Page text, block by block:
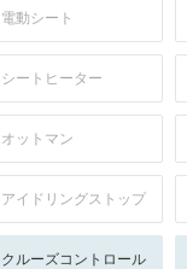
電動シート
シートヒーター
オットマン
アイドリングストップ
クルーズコントロール